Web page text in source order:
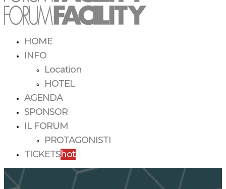
HOME
INFO
Location
HOTEL
AGENDA
SPONSOR
IL FORUM
PROTAGONISTI
TICKETShot